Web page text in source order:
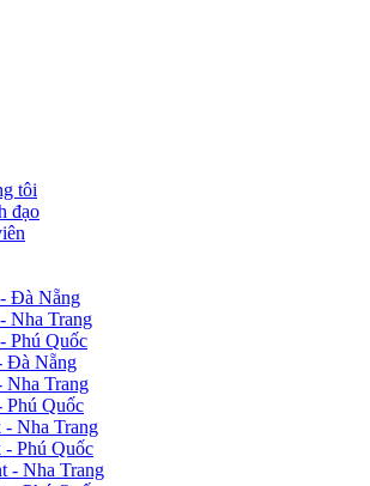
tôi
đạo
Đà Nẵng
Nha Trang
Phú Quốc
Đà Nẵng
Nha Trang
Phú Quốc
- Nha Trang
- Phú Quốc
- Nha Trang